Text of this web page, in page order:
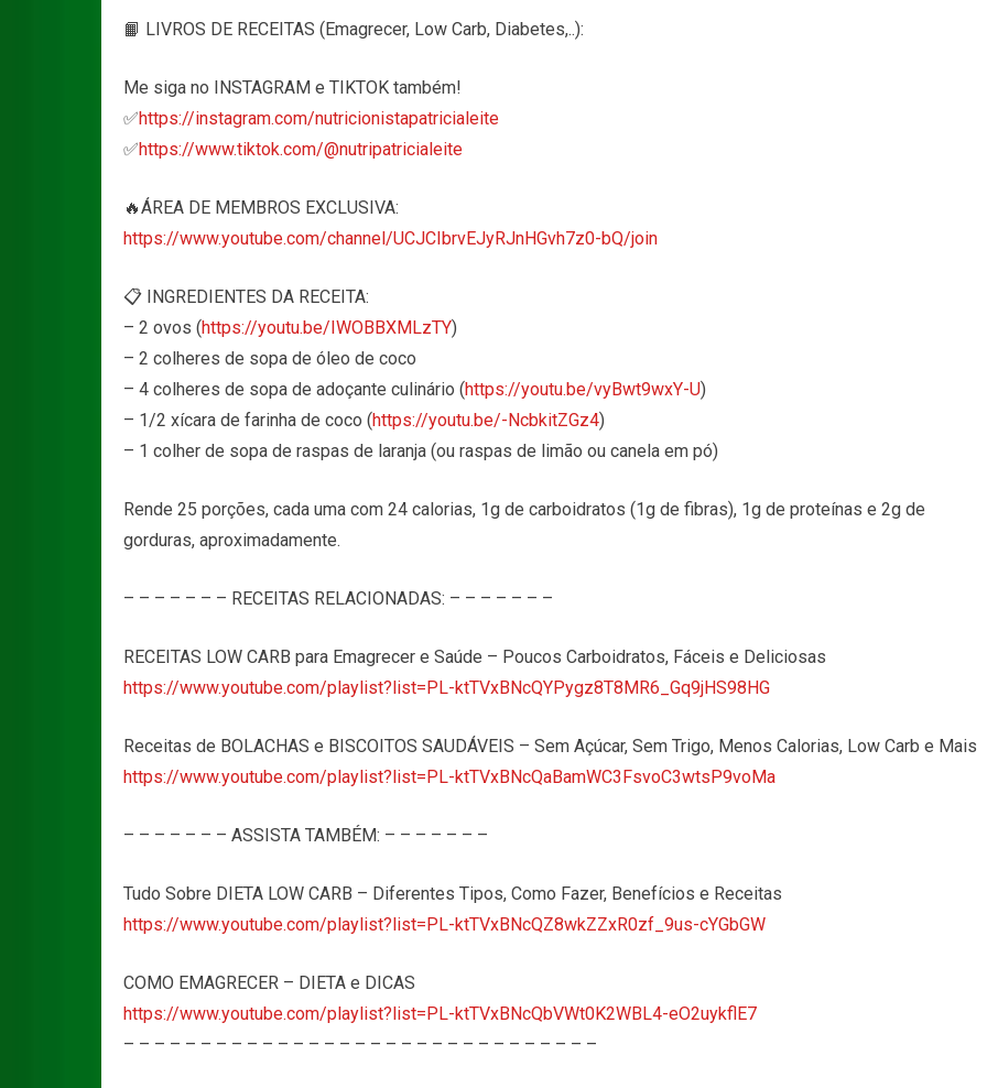
📙 LIVROS DE RECEITAS (Emagrecer, Low Carb, Diabetes,..):
Me siga no INSTAGRAM e TIKTOK também!
✅https://instagram.com/nutricionistapatricialeite
✅https://www.tiktok.com/@nutripatricialeite
🔥ÁREA DE MEMBROS EXCLUSIVA:
https://www.youtube.com/channel/UCJCIbrvEJyRJnHGvh7z0-bQ/join
📋 INGREDIENTES DA RECEITA:
– 2 ovos (https://youtu.be/IWOBBXMLzTY)
– 2 colheres de sopa de óleo de coco
– 4 colheres de sopa de adoçante culinário (https://youtu.be/vyBwt9wxY-U)
– 1/2 xícara de farinha de coco (https://youtu.be/-NcbkitZGz4)
– 1 colher de sopa de raspas de laranja (ou raspas de limão ou canela em pó)
Rende 25 porções, cada uma com 24 calorias, 1g de carboidratos (1g de fibras), 1g de proteínas e 2g de
gorduras, aproximadamente.
– – – – – – – RECEITAS RELACIONADAS: – – – – – – –
RECEITAS LOW CARB para Emagrecer e Saúde – Poucos Carboidratos, Fáceis e Deliciosas
https://www.youtube.com/playlist?list=PL-ktTVxBNcQYPygz8T8MR6_Gq9jHS98HG
Receitas de BOLACHAS e BISCOITOS SAUDÁVEIS – Sem Açúcar, Sem Trigo, Menos Calorias, Low Carb e Mais
https://www.youtube.com/playlist?list=PL-ktTVxBNcQaBamWC3FsvoC3wtsP9voMa
– – – – – – – ASSISTA TAMBÉM: – – – – – – –
Tudo Sobre DIETA LOW CARB – Diferentes Tipos, Como Fazer, Benefícios e Receitas
https://www.youtube.com/playlist?list=PL-ktTVxBNcQZ8wkZZxR0zf_9us-cYGbGW
COMO EMAGRECER – DIETA e DICAS
https://www.youtube.com/playlist?list=PL-ktTVxBNcQbVWt0K2WBL4-eO2uykflE7
– – – – – – – – – – – – – – – – – – – – – – – – – – – – – – –